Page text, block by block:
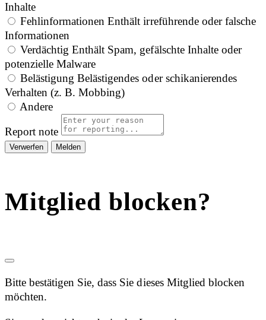
Inhalte
Fehlinformationen Enthält irreführende oder falsche
Informationen
Verdächtig Enthält Spam, gefälschte Inhalte oder
potenzielle Malware
Belästigung Belästigendes oder schikanierendes
Verhalten (z. B. Mobbing)
Andere
Report note
Melden
Mitglied blocken?
Bitte bestätigen Sie, dass Sie dieses Mitglied blocken
möchten.